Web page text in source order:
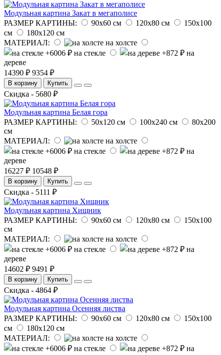
Модульная картина Закат в мегаполисе
РАЗМЕР КАРТИНЫ:
90х60 см 120х80 см
150х100
см
180х120 см
МАТЕРИАЛ:
на холсте
на стекле
на
дереве
14390 ₽ 9354 ₽
В корзину Купить
Скидка - 5680 ₽
Модульная картина Белая гора
РАЗМЕР КАРТИНЫ:
50х120 см 100х240 см
80х200
см
МАТЕРИАЛ:
на холсте
на стекле
на
дереве
16227 ₽ 10548 ₽
В корзину Купить
Скидка - 5111 ₽
Модульная картина Хищник
РАЗМЕР КАРТИНЫ:
90х60 см 120х80 см
150х100
см
МАТЕРИАЛ:
на холсте
на стекле
на
дереве
14602 ₽ 9491 ₽
В корзину Купить
Скидка - 4864 ₽
Модульная картина Осенняя листва
РАЗМЕР КАРТИНЫ:
90х60 см 120х80 см
150х100
см
180х120 см
МАТЕРИАЛ:
на холсте
на стекле
на